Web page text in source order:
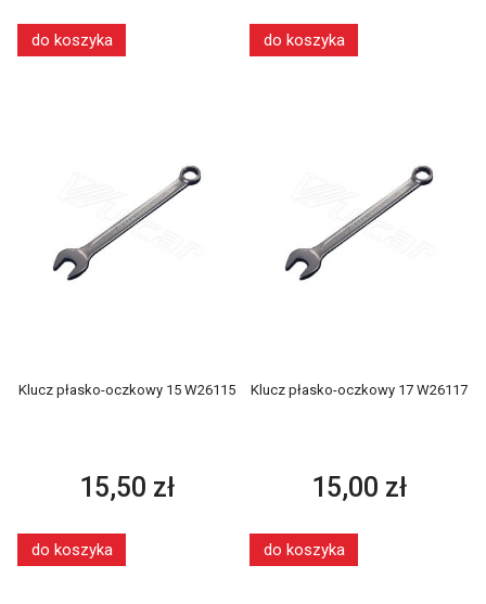
do koszyka do koszyka
Klucz płasko-oczkowy 15 W26115
15,50 zł
do koszyka
Klucz płasko-oczkowy 17 W26117
15,00 zł
do koszyka